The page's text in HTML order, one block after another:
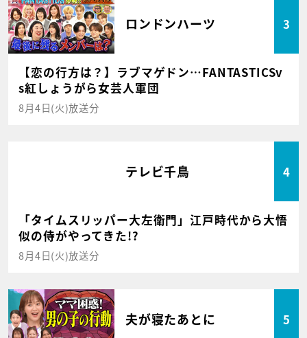
ロンドンハーツ 3
【恋の行方は？】ラブマゲドン…FANTASTICSv
s紅しょうがら女芸人軍団
8月4日(火)放送分
テレビ千鳥 4
「タイムスリッパー大左衛門」江戸時代から大悟
似の侍がやってきた!?
8月4日(火)放送分
夫が寝たあとに 5